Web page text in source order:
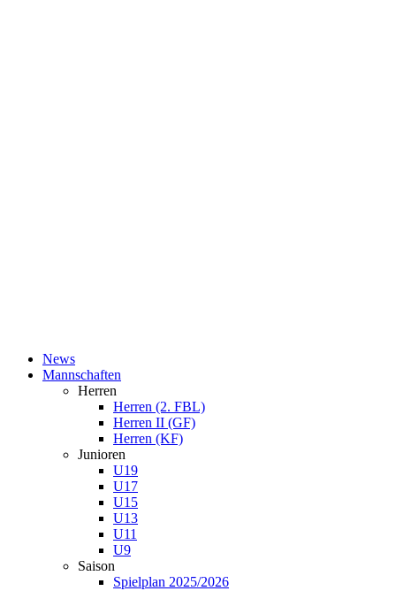
News
Mannschaften
Herren
Herren (2. FBL)
Herren II (GF)
Herren (KF)
Junioren
U19
U17
U15
U13
U11
U9
Saison
Spielplan 2025/2026